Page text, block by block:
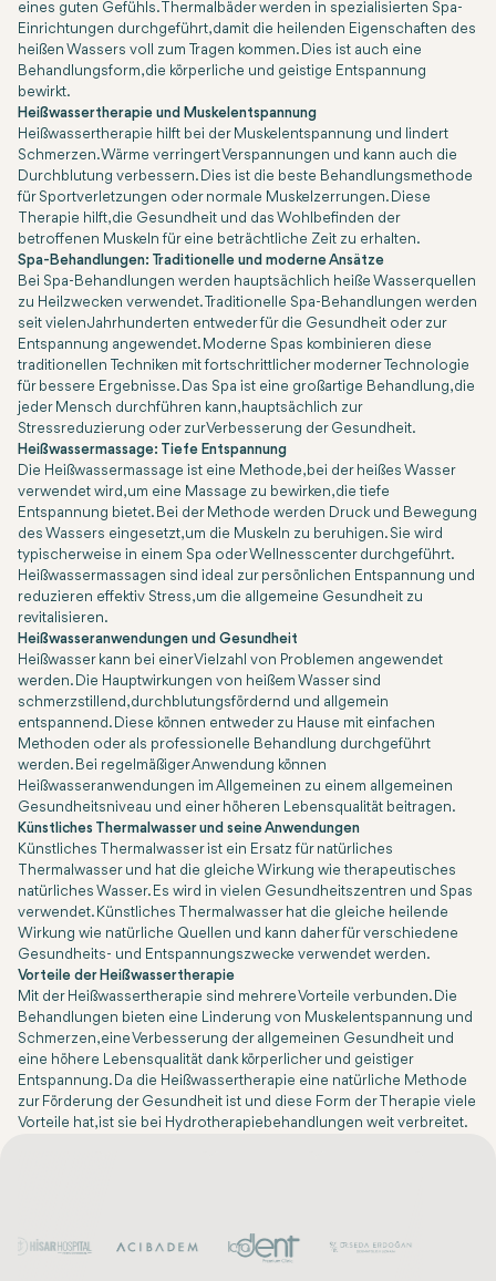
eines guten Gefühls. Thermalbäder werden in spezialisierten Spa-
Einrichtungen durchgeführt, damit die heilenden Eigenschaften des
heißen Wassers voll zum Tragen kommen. Dies ist auch eine
Behandlungsform, die körperliche und geistige Entspannung
bewirkt.
Heißwassertherapie und Muskelentspannung
Heißwassertherapie hilft bei der Muskelentspannung und lindert
Schmerzen. Wärme verringert Verspannungen und kann auch die
Durchblutung verbessern. Dies ist die beste Behandlungsmethode
für Sportverletzungen oder normale Muskelzerrungen. Diese
Therapie hilft, die Gesundheit und das Wohlbefinden der
betroffenen Muskeln für eine beträchtliche Zeit zu erhalten.
Spa-Behandlungen: Traditionelle und moderne Ansätze
Bei Spa-Behandlungen werden hauptsächlich heiße Wasserquellen
zu Heilzwecken verwendet. Traditionelle Spa-Behandlungen werden
seit vielen Jahrhunderten entweder für die Gesundheit oder zur
Entspannung angewendet. Moderne Spas kombinieren diese
traditionellen Techniken mit fortschrittlicher moderner Technologie
für bessere Ergebnisse. Das Spa ist eine großartige Behandlung, die
jeder Mensch durchführen kann, hauptsächlich zur
Stressreduzierung oder zur Verbesserung der Gesundheit.
Heißwassermassage: Tiefe Entspannung
Die Heißwassermassage ist eine Methode, bei der heißes Wasser
verwendet wird, um eine Massage zu bewirken, die tiefe
Entspannung bietet. Bei der Methode werden Druck und Bewegung
des Wassers eingesetzt, um die Muskeln zu beruhigen. Sie wird
typischerweise in einem Spa oder Wellnesscenter durchgeführt.
Heißwassermassagen sind ideal zur persönlichen Entspannung und
reduzieren effektiv Stress, um die allgemeine Gesundheit zu
revitalisieren.
Heißwasseranwendungen und Gesundheit
Heißwasser kann bei einer Vielzahl von Problemen angewendet
werden. Die Hauptwirkungen von heißem Wasser sind
schmerzstillend, durchblutungsfördernd und allgemein
entspannend. Diese können entweder zu Hause mit einfachen
Methoden oder als professionelle Behandlung durchgeführt
werden. Bei regelmäßiger Anwendung können
Heißwasseranwendungen im Allgemeinen zu einem allgemeinen
Gesundheitsniveau und einer höheren Lebensqualität beitragen.
Künstliches Thermalwasser und seine Anwendungen
Künstliches Thermalwasser ist ein Ersatz für natürliches
Thermalwasser und hat die gleiche Wirkung wie therapeutisches
natürliches Wasser. Es wird in vielen Gesundheitszentren und Spas
verwendet. Künstliches Thermalwasser hat die gleiche heilende
Wirkung wie natürliche Quellen und kann daher für verschiedene
Gesundheits- und Entspannungszwecke verwendet werden.
Vorteile der Heißwassertherapie
Mit der Heißwassertherapie sind mehrere Vorteile verbunden. Die
Behandlungen bieten eine Linderung von Muskelentspannung und
Schmerzen, eine Verbesserung der allgemeinen Gesundheit und
eine höhere Lebensqualität dank körperlicher und geistiger
Entspannung. Da die Heißwassertherapie eine natürliche Methode
zur Förderung der Gesundheit ist und diese Form der Therapie viele
Vorteile hat, ist sie bei Hydrotherapiebehandlungen weit verbreitet.